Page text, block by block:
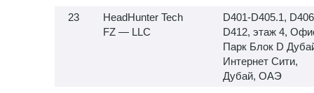
HeadHunter Tech
FZ — LLC
D401-D405.1,
D412, этаж 4,
Парк Блок D
Интернет Сити,
Дубай, ОАЭ